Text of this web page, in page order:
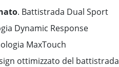
. Battistrada Dual Sport
Dynamic Response
MaxTouch
ottimizzato del battistrada